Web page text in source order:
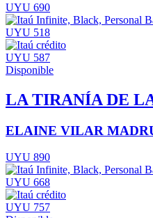
UYU 690
UYU 518
UYU 587
Disponible
LA TIRANÍA DE
ELAINE VILAR
UYU 890
UYU 668
UYU 757